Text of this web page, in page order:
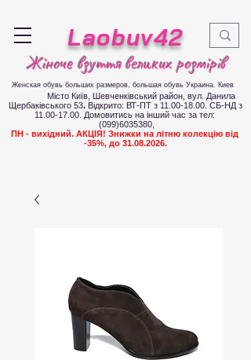
Laobuv42
Жіноче взуття великих розмірів
Женская обувь больших размеров, большая обувь Украина. Киев
Місто Київ, Шевченківський район, вул. Данила
Щербаківського 53. Відкрито: ВТ-ПТ з 11.00-18.00 . СБ-НД з
11.00-17.00. Домовитись на інший час за тел:
(099)6035380
ПН - вихідний. АКЦІЯ! Знижки на літню колекцію від
-35%, до 31.08.2026.